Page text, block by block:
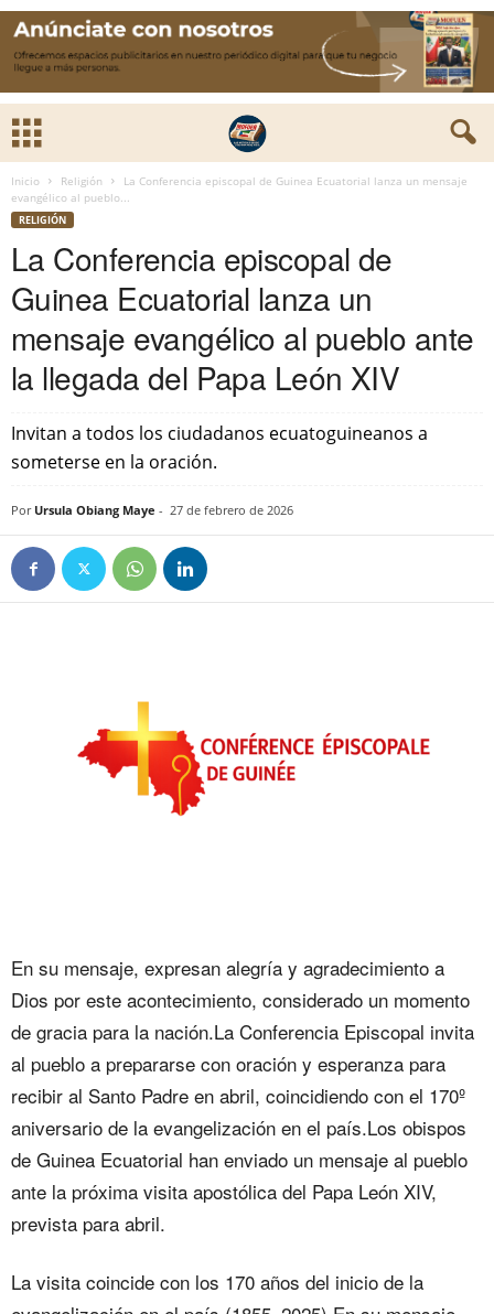
Inicio Religión
La Conferencia episcopal de Guinea Ecuatorial lanza un mensaje
evangélico al pueblo...
RELIGIÓN
La Conferencia episcopal de
Guinea Ecuatorial lanza un
mensaje evangélico al pueblo ante
la llegada del Papa León XIV
Invitan a todos los ciudadanos ecuatoguineanos a
someterse en la oración.
Por Ursula Obiang Maye - 27 de febrero de 2026
En su mensaje, expresan alegría y agradecimiento a
Dios por este acontecimiento, considerado un momento
de gracia para la nación.La Conferencia Episcopal invita
al pueblo a prepararse con oración y esperanza para
recibir al Santo Padre en abril, coincidiendo con el 170º
aniversario de la evangelización en el país.Los obispos
de Guinea Ecuatorial han enviado un mensaje al pueblo
ante la próxima visita apostólica del Papa León XIV,
prevista para abril.
La visita coincide con los 170 años del inicio de la